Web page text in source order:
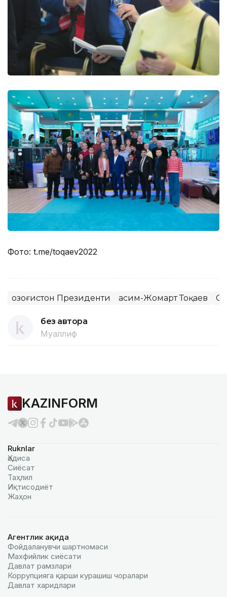
Фото: t.me/toqaev2022
Қозоғистон Президенти Қасим-Жомарт Тоқаев
без автора
Муаллиф
KAZINFORM
Ruknlar
Ҳодиса
Сиёсат
Таҳлил
Иқтисодиёт
Жаҳон
Агентлик ҳақида
Фойдаланувчи шартномаси
Махфийлик сиёсати
Давлат рамзлари
Коррупцияга қарши курашиш чоралари
Давлат харидлари